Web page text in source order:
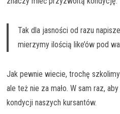
Tak dla jasności od razu
mierzymy ilością like’ów pod
Jak pewnie wiecie, trochę
ale też nie za mało. W sam raz,
kondycji naszych kursantów.